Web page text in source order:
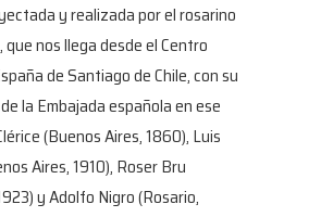
y realizada por el rosarino
que nos llega desde el Centro
de Santiago de Chile, con su
la Embajada española en ese
(Buenos Aires, 1860), Luis
Aires, 1910), Roser Bru
y Adolfo Nigro (Rosario,